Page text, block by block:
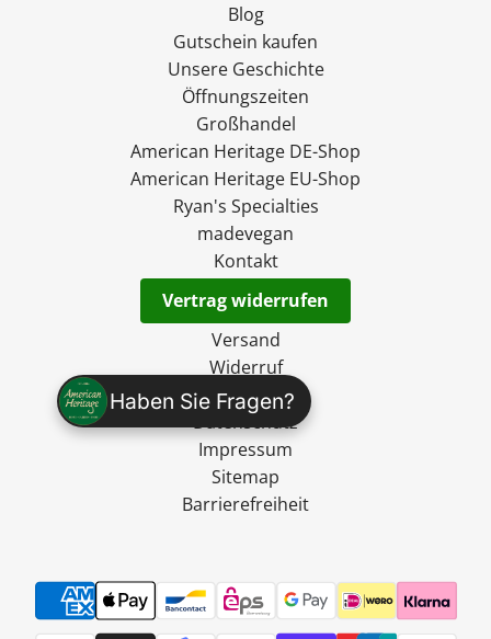
Haben Sie Fragen?
Blog
Gutschein kaufen
Unsere Geschichte
Öffnungszeiten
Großhandel
American Heritage DE-Shop
American Heritage EU-Shop
Ryan's Specialties
madevegan
Kontakt
Vertrag widerrufen
Versand
Widerruf
AGB
Datenschutz
Impressum
Sitemap
Barrierefreiheit